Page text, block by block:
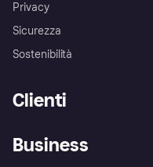
Privacy
Sicurezza
Sostenibilità
Clienti
Assistenza
Business